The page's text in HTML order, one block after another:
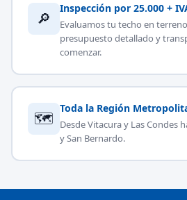
🔎
Inspección por 25.000 +
Evaluamos tu techo en
presupuesto detallado y
comenzar.
🗺
Toda la Región
Desde Vitacura y Las Condes
y San Bernardo.